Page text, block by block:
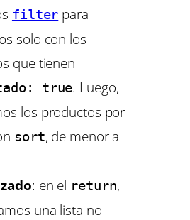
filter para
solo con los
que tienen
true. Luego,
los productos por
sort, de menor a
: en el return,
una lista no